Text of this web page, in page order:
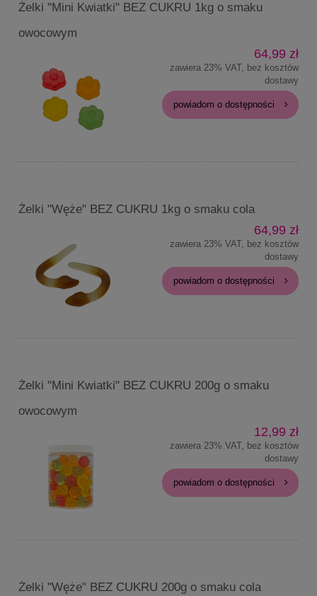
Żelki "Mini Kwiatki" BEZ CUKRU 1kg o smaku
owocowym
64,99 zł
zawiera 23% VAT, bez kosztów
dostawy
powiadom o dostępności
Żelki "Węże" BEZ CUKRU 1kg o smaku cola
64,99 zł
zawiera 23% VAT, bez kosztów
dostawy
powiadom o dostępności
Żelki "Mini Kwiatki" BEZ CUKRU 200g o smaku
owocowym
12,99 zł
zawiera 23% VAT, bez kosztów
dostawy
powiadom o dostępności
Żelki "Węże" BEZ CUKRU 200g o smaku cola